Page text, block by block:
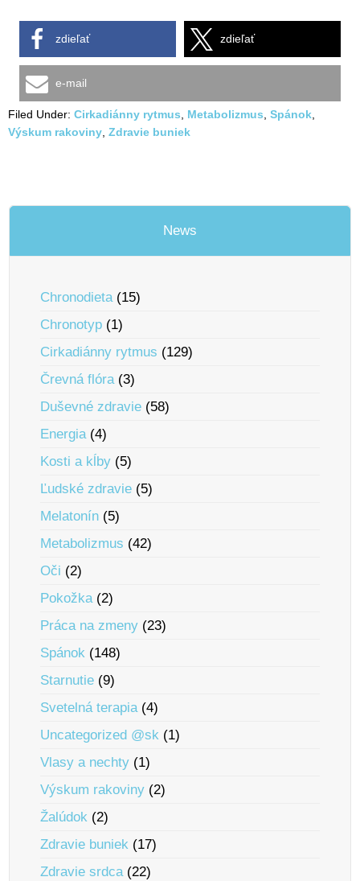
zdieľať zdieľať
e-mail
Filed Under: Cirkadiánny rytmus Metabolizmus Spánok
Výskum rakoviny Zdravie buniek
News
Chronodieta(15)
Chronotyp (1)
Cirkadiánny rytmus (129)
Črevná flóra(3)
Duševné zdravie (58)
Energia(4)
Kosti a kĺby (5)
Ľudské zdravie (5)
Melatonín (5)
Metabolizmus (42)
Oči (2)
Pokožka(2)
Práca na zmeny (23)
Spánok (148)
Starnutie (9)
Svetelná terapia(4)
Uncategorized @sk (1)
Vlasy a nechty (1)
Výskum rakoviny (2)
Žalúdok (2)
Zdravie buniek (17)
Zdravie srdca(22)